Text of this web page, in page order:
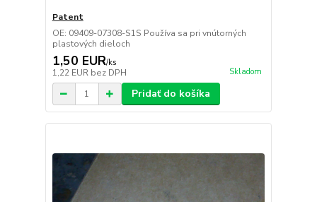
Patent
OE: 09409-07308-S1S Používa sa pri vnútorných
plastových dieloch
1,50 EUR/ks
1,22 EUR bez DPH Skladom
Pridať do košíka